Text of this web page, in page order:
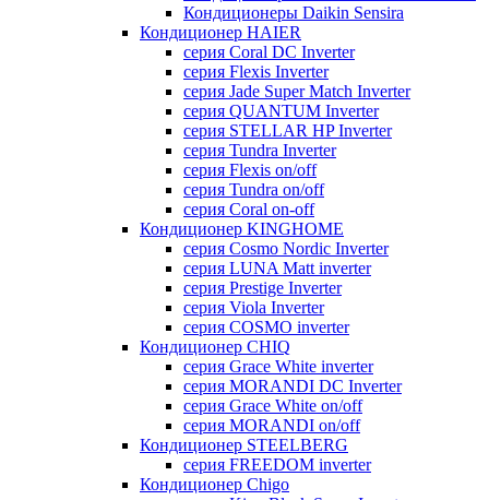
Кондиционеры Daikin Sensira
Кондиционер HAIER
серия Coral DC Inverter
серия Flexis Inverter
серия Jade Super Match Inverter
серия QUANTUM Inverter
серия STELLAR HP Inverter
серия Tundra Inverter
серия Flexis on/off
серия Tundra on/off
серия Coral on-off
Кондиционер KINGHOME
серия Cosmo Nordic Inverter
серия LUNA Matt inverter
серия Prestige Inverter
серия Viola Inverter
серия COSMO inverter
Кондиционер CHIQ
серия Grace White inverter
серия MORANDI DC Inverter
серия Grace White on/off
серия MORANDI on/off
Кондиционер STEELBERG
серия FREEDOM inverter
Кондиционер Chigo